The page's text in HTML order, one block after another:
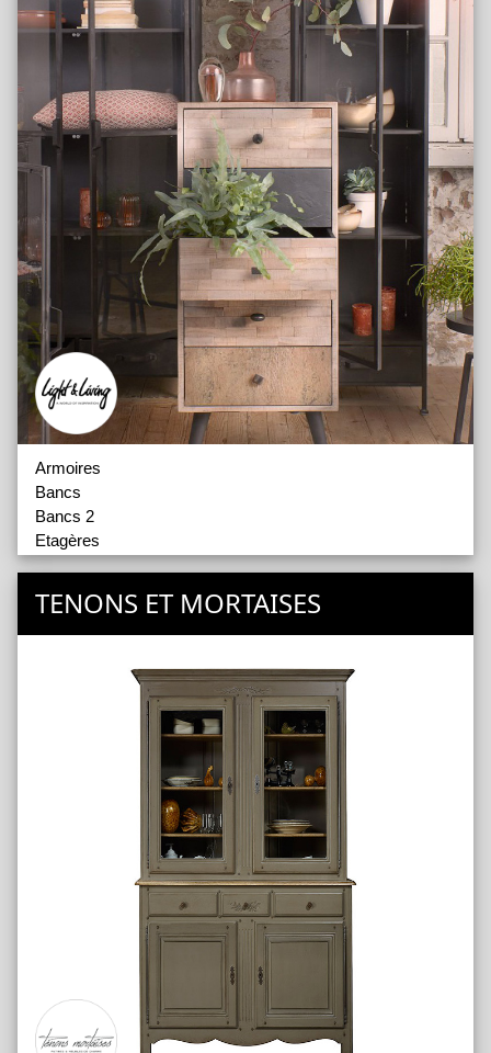
Armoires
Bancs
Bancs 2
Etagères
Tables
Tables 3
TENONS ET MORTAISES